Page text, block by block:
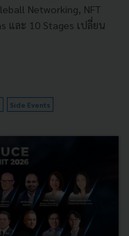
Networking, NFT
และ 10 Stages เปลี่ยน
Side Events